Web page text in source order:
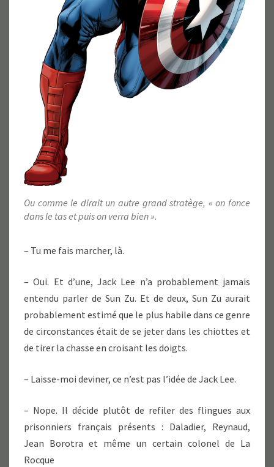
Ou comme le dirait un autre grand stratège, « on fonce
dans le tas et puis on verra bien ».
– Tu me fais marcher, là.
– Oui. Et d’une, Jack Lee n’a probablement jamais
entendu parler de Sun Zu. Et de deux, Sun Zu aurait
probablement estimé que le plus habile dans ce genre
de circonstances était de se jeter dans les chiottes et
de tirer la chasse en croisant les doigts.
– Laisse-moi deviner, ce n’est pas l’idée de Jack Lee.
– Nope. Il décide plutôt de refiler des flingues aux
prisonniers français présents : Daladier, Reynaud,
Jean Borotra et même un certain colonel de La
Rocque